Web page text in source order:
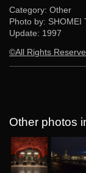
Category: Other
Photo by: SHOMEI
Update: 1997
©All Rights
Other photos